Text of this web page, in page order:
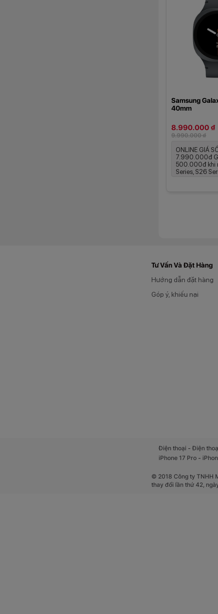
Samsung
40mm
8.990.000 ₫
9.990.000 ₫
ONLINE GIÁ
7.990.000đ
500.000đ khi
Series, S26
Tư Vấn Và Đặt Hàng
Hướng dẫn đặt hàng
Góp ý, khiếu nại
Điện thoại -Điện
iPhone 17 Pro -
© 2018 Công ty TNHH
thay đổi lần thứ 42,